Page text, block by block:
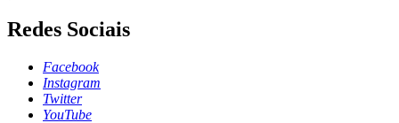
Redes Sociais
Facebook
Instagram
Twitter
YouTube